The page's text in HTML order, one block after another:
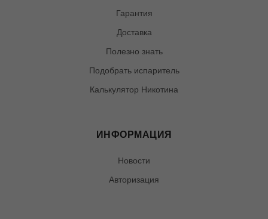
Гарантия
Доставка
Полезно знать
Подобрать испаритель
Калькулятор Никотина
ИНФОРМАЦИЯ
Новости
Авторизация